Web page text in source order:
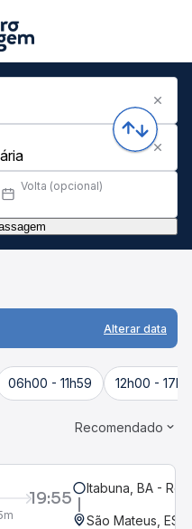
Volta (opcional)
Alterar data
06h00 - 11h59 12h00 -
Recomendado
19:55 Itabuna, BA -
São Mateus, ES